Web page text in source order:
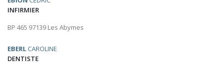
INFIRMIER
BP 465 97139 Les Abymes
EBERL CAROLINE
DENTISTE